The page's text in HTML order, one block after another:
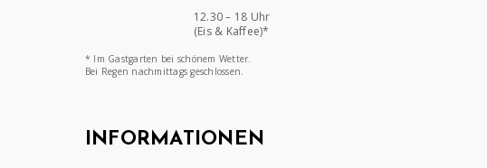
12.30 – 18 Uhr
(Eis & Kaffee)*
* Im Gastgarten bei schönem Wetter.
Bei Regen nachmittags geschlossen.
INFORMATIONEN